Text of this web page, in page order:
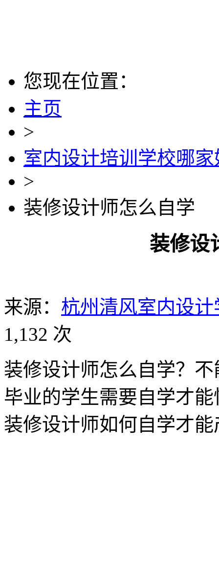
您现在位置：
主页
>
室内设计培训学校哪家
>
装修设计师怎么自学
装修设
来源： 杭州清风室内设计
1,132 次
装修设计师怎么自学？
毕业的学生需要自学才
装修设计师如何自学才